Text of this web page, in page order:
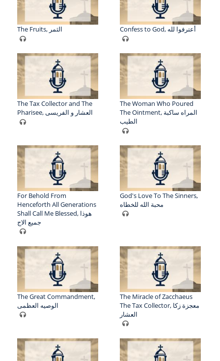
The Fruits, الثمر Confess to God, أعترفوا لله
The Tax Collector and The
Pharisee, العشار و الفريسى
The Woman Who Poured
The Ointment, المراه ساكبة
الطيب
For Behold From
Henceforth All Generations
Shall Call Me Blessed, هوذا
جميع الاج
God's Love To The Sinners,
محبة الله للخطاه
The Great Commandment,
الوصيه العظمى
The Miracle of Zacchaeus
The Tax Collector, معجزة زكا
العشار